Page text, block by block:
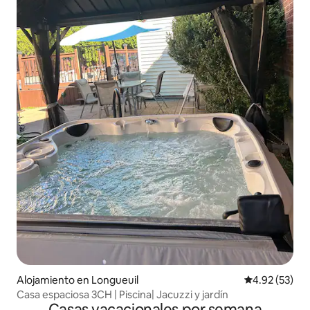
Alojamiento en Longueuil Calificación
4.92 (53)
Casa espaciosa 3CH | Piscina| Jacuzzi y jardín